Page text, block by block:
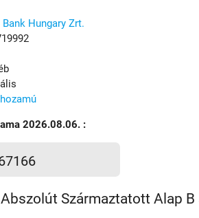
Hungary Zrt.
2026.08.06. :
Származtatott Alap